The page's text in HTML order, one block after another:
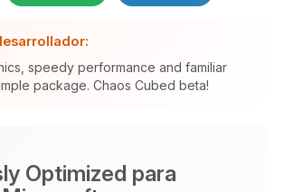
speedy performance and familiar
package. Chaos Cubed beta!
Optimized para
necesitas y moveré mis
circuitos para ayudarte.